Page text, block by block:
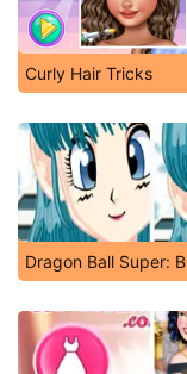
Curly Hair Tricks
Dragon Ball Super: